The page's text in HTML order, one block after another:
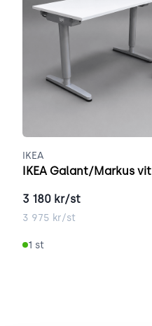
IKEA
IKEA Galant/Markus vit
3 180 kr/st
3 975 kr/st
1 st